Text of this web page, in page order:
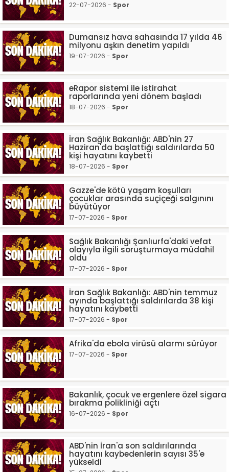
22-07-2026 - Spor
Dumansız hava sahasında 17 yılda 46
milyonu aşkın denetim yapıldı
19-07-2026 - Spor
eRapor sistemi ile istirahat
raporlarında yeni dönem başladı
18-07-2026 - Spor
İran Sağlık Bakanlığı: ABD'nin 27
Haziran'da başlattığı saldırılarda 50
kişi hayatını kaybetti
18-07-2026 - Spor
Gazze'de kötü yaşam koşulları
çocuklar arasında suçiçeği salgınını
büyütüyor
17-07-2026 - Spor
Sağlık Bakanlığı Şanlıurfa'daki vefat
olayıyla ilgili soruşturmaya müdahil
oldu
17-07-2026 - Spor
İran Sağlık Bakanlığı: ABD'nin temmuz
ayında başlattığı saldırılarda 38 kişi
hayatını kaybetti
17-07-2026 - Spor
Afrika'da ebola virüsü alarmı sürüyor
17-07-2026 - Spor
Bakanlık, çocuk ve ergenlere özel sigara
bırakma polikliniği açtı
16-07-2026 - Spor
ABD'nin İran'a son saldırılarında
hayatını kaybedenlerin sayısı 35'e
yükseldi